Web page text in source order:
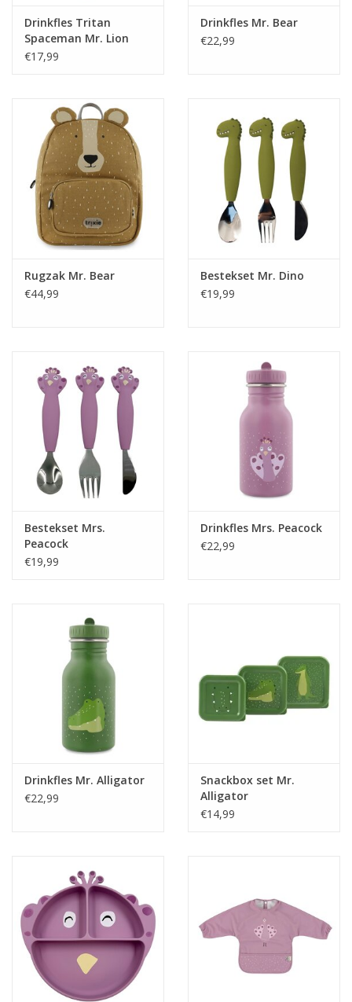
Drinkfles Tritan
Spaceman Mr. Lion
€17,99
Drinkfles Mr. Bear
€22,99
Rugzak Mr. Bear
€44,99
Bestekset Mr. Dino
€19,99
Bestekset Mrs.
Peacock
€19,99
Drinkfles Mrs. Peacock
€22,99
Drinkfles Mr. Alligator
€22,99
Snackbox set Mr.
Alligator
€14,99